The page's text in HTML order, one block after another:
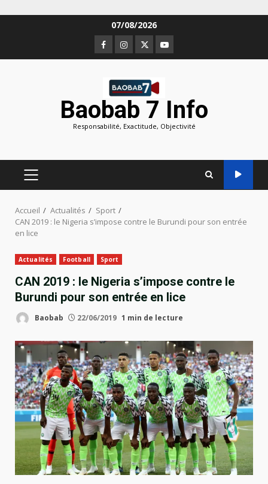
07/08/2026
Facebook
Instagram
TwitterYoutube
Baobab 7 Info
Responsabilité, Exactitude, Objectivité
MENU
PRINCIPAL
Accueil Actualités
Sport
CAN 2019 : le Nigeria s’impose contre le Burundi pour son entrée
en lice
Actualités Football Sport
CAN 2019 : le Nigeria s’impose contre le
Burundi pour son entrée en lice
Baobab 22/06/2019 1 min de lecture